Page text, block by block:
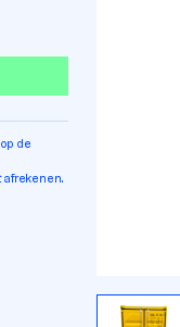
de
afrekenen.